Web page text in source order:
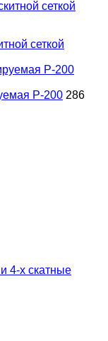
сеткой
Р-200 286
4-х скатные